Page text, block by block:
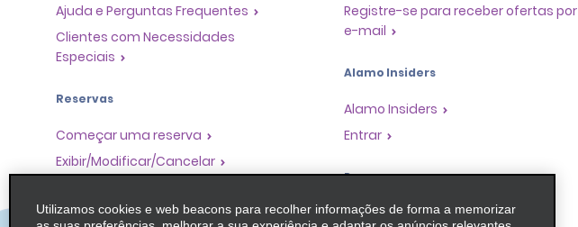
Ajuda e Perguntas Frequentes
Clientes com Necessidades
Especiais
Reservas
Começar uma reserva
Exibir/Modificar/Cancelar
Pular o guichê
Registre-se para receber ofertas por
e-mail
Alamo Insiders
Alamo Insiders
Entrar
Programas
Programa de Premiação de
Utilizamos cookies e web beacons para recolher informações de forma a memorizar